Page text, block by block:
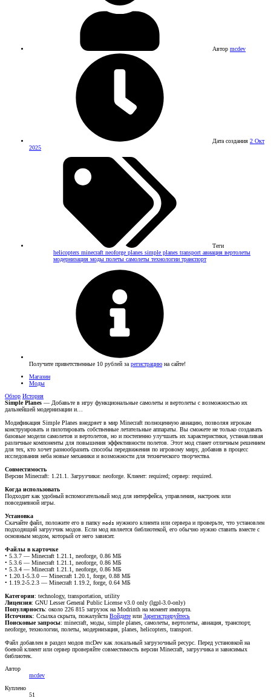
Автор mcdev
Дата создания 2 Окт
2025
Теги
helicopters minecraft neoforge planes simple planes transport авиация вертолеты
модернизация моды полеты самолеты технологии транспорт
Получите приветственные 10 рублей за регистрацию на сайте!
Магазин
Моды
Обзор История
Simple Planes — Добавьте в игру функциональные самолеты и вертолеты с возможностью их
дальнейшей модернизации и…
Модификация Simple Planes внедряет в мир Minecraft полноценную авиацию, позволяя игрокам
конструировать и пилотировать собственные летательные аппараты. Вы сможете не только создавать
базовые модели самолетов и вертолетов, но и постепенно улучшать их характеристики, устанавливая
различные компоненты для повышения эффективности полетов. Этот мод станет отличным решением
для тех, кто хочет разнообразить способы передвижения по игровому миру, добавив в процесс
исследования неба новые механики и возможности для технического творчества.
Совместимость
Версии Minecraft: 1.21.1. Загрузчики: neoforge. Клиент: required; сервер: required.
Когда использовать
Подходит как удобный вспомогательный мод для интерфейса, управления, настроек или
повседневной игры.
Установка
Скачайте файл, положите его в папку mods нужного клиента или сервера и проверьте, что установлен
подходящий загрузчик модов. Если мод является библиотекой, его обычно нужно ставить вместе с
основным модом, который от него зависит.
Файлы в карточке
• 5.3.7 — Minecraft 1.21.1, neoforge, 0.86 МБ
• 5.3.6 — Minecraft 1.21.1, neoforge, 0.86 МБ
• 5.3.4 — Minecraft 1.21.1, neoforge, 0.86 МБ
• 1.20.1-5.3.0 — Minecraft 1.20.1, forge, 0.88 МБ
• 1.19.2-5.2.3 — Minecraft 1.19.2, forge, 0.64 МБ
Категории: technology, transportation, utility
Лицензия: GNU Lesser General Public License v3.0 only (lgpl-3.0-only)
Популярность: около 226 815 загрузок на Modrinth на момент импорта.
Источник: Ссылка скрыта, пожалуйста Войдите или Зарегистрируйтесь
Поисковые запросы: minecraft, моды, simple planes, самолеты, вертолеты, авиация, транспорт,
neoforge, технологии, полеты, модернизация, planes, helicopters, transport.
Файл добавлен в раздел модов mcDev как локальный загрузочный ресурс. Перед установкой на
боевой клиент или сервер проверяйте совместимость версии Minecraft, загрузчика и зависимых
библиотек.
Автор
mcdev
Куплено
51